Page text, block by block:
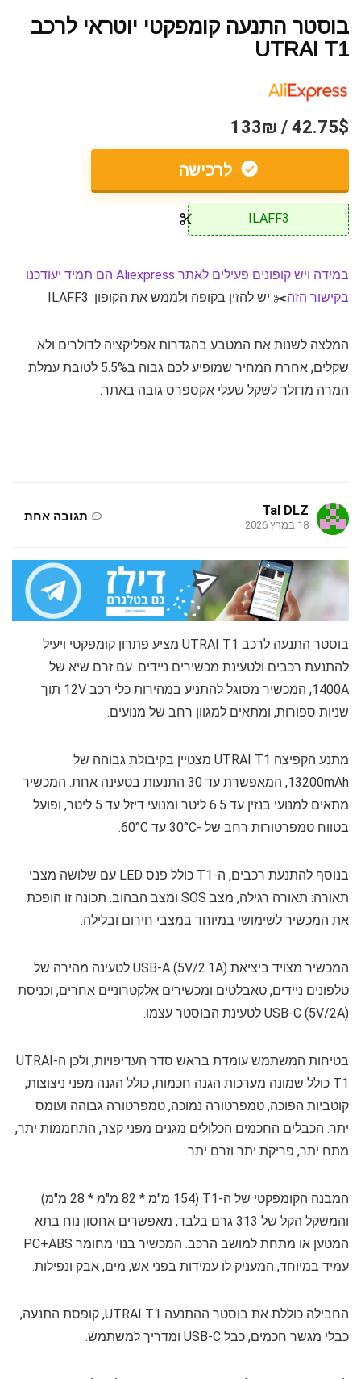
בוסטר התנעה קומפקטי יוטראי לרכב
UTRAI T1
42.75$ / 133₪
לרכישה
ILAFF3
במידה ויש קופונים פעילים לאתר Aliexpress הם תמיד יעודכנו
בקישור הזה✂️ יש להזין בקופה ולממש את הקופון: ILAFF3
המלצה לשנות את המטבע בהגדרות אפליקציה לדולרים ולא
שקלים, אחרת המחיר שמופיע לכם גבוה ב5.5% לטובת עמלת
המרה מדולר לשקל שעלי אקספרס גובה באתר.
Tal DLZ
18 במרץ 2026
תגובה אחת
בוסטר התנעה לרכב UTRAI T1 מציע פתרון קומפקטי ויעיל
להתנעת רכבים ולטעינת מכשירים ניידים. עם זרם שיא של
1400A, המכשיר מסוגל להתניע במהירות כלי רכב 12V תוך
שניות ספורות, ומתאים למגוון רחב של מנועים.
מתנע הקפיצה UTRAI T1 מצטיין בקיבולת גבוהה של
13200mAh, המאפשרת עד 30 התנעות בטעינה אחת. המכשיר
מתאים למנועי בנזין עד 6.5 ליטר ומנועי דיזל עד 5 ליטר, ופועל
בטווח טמפרטורות רחב של -30°C עד 60°C.
בנוסף להתנעת רכבים, ה-T1 כולל פנס LED עם שלושה מצבי
תאורה: תאורה רגילה, מצב SOS ומצב הבהוב. תכונה זו הופכת
את המכשיר לשימושי במיוחד במצבי חירום ובלילה.
המכשיר מצויד ביציאת USB-A (5V/2.1A) לטעינה מהירה של
טלפונים ניידים, טאבלטים ומכשירים אלקטרוניים אחרים, וכניסת
USB-C (5V/2A) לטעינת הבוסטר עצמו.
בטיחות המשתמש עומדת בראש סדר העדיפויות, ולכן ה-UTRAI
T1 כולל שמונה מערכות הגנה חכמות, כולל הגנה מפני ניצוצות,
קוטביות הפוכה, טמפרטורה נמוכה, טמפרטורה גבוהה ועומס
יתר. הכבלים החכמים הכלולים מגנים מפני קצר, התחממות יתר,
מתח יתר, פריקת יתר וזרם יתר.
המבנה הקומפקטי של ה-T1 (154 מ"מ * 82 מ"מ * 28 מ"מ)
והמשקל הקל של 313 גרם בלבד, מאפשרים אחסון נוח בתא
המטען או מתחת למושב הרכב. המכשיר בנוי מחומר PC+ABS
עמיד במיוחד, המעניק לו עמידות בפני אש, מים, אבק ונפילות.
החבילה כוללת את בוסטר ההתנעה UTRAI T1, קופסת התנעה,
כבלי מגשר חכמים, כבל USB-C ומדריך למשתמש.